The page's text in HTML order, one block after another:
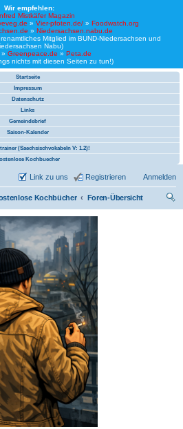
Wir empfehlen:
Mistkäfer Magazin
» Vier-pfoten.de/» Foodwatch.org
» Niedersachsen.nabu.de
Mitglied im BUND-Niedersachsen und
Nabu)
» Greenpeace.de » Peta.de
nichts mit diesen Seiten zu tun!)
Startseite
Impressum
Datenschutz
Links
Gemeindebrief
Saison-Kalender
(Saechsischvokabeln V: 1.2)!
Kochbuecher
Anmelden
Registrieren
Link zu uns
Kochbücher
Foren-Übersicht